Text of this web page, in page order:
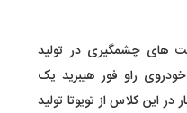
های چشمگیری در تولید
راو فور هیبرید یک
این کلاس از تویوتا تولید